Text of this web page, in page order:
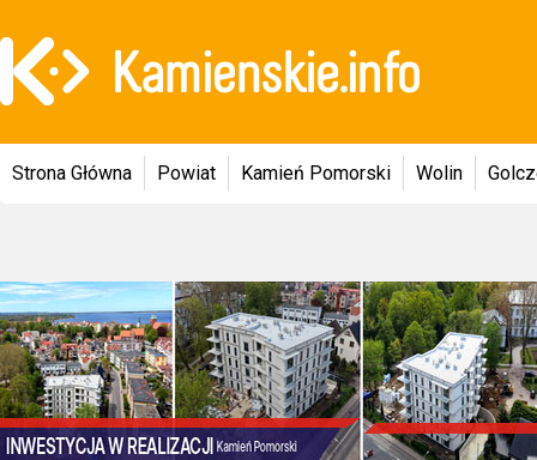
Strona Główna Powiat Kamień Pomorski Wolin